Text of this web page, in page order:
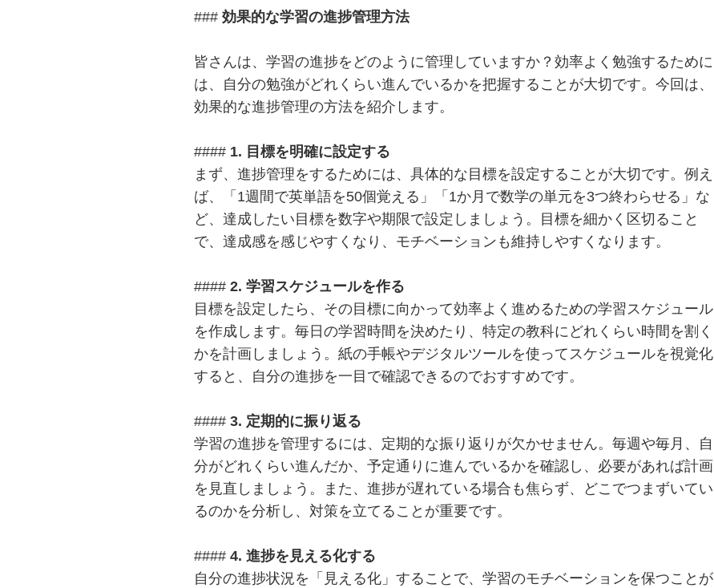
### 効果的な学習の進捗管理方法
皆さんは、学習の進捗をどのように管理していますか？効率よく勉強するために
は、自分の勉強がどれくらい進んでいるかを把握することが大切です。今回は、
効果的な進捗管理の方法を紹介します。
#### 1. 目標を明確に設定する
まず、進捗管理をするためには、具体的な目標を設定することが大切です。例え
ば、「1週間で英単語を50個覚える」「1か月で数学の単元を3つ終わらせる」な
ど、達成したい目標を数字や期限で設定しましょう。目標を細かく区切ること
で、達成感を感じやすくなり、モチベーションも維持しやすくなります。
#### 2. 学習スケジュールを作る
目標を設定したら、その目標に向かって効率よく進めるための学習スケジュール
を作成します。毎日の学習時間を決めたり、特定の教科にどれくらい時間を割く
かを計画しましょう。紙の手帳やデジタルツールを使ってスケジュールを視覚化
すると、自分の進捗を一目で確認できるのでおすすめです。
#### 3. 定期的に振り返る
学習の進捗を管理するには、定期的な振り返りが欠かせません。毎週や毎月、自
分がどれくらい進んだか、予定通りに進んでいるかを確認し、必要があれば計画
を見直しましょう。また、進捗が遅れている場合も焦らず、どこでつまずいてい
るのかを分析し、対策を立てることが重要です。
#### 4. 進捗を見える化する
自分の進捗状況を「見える化」することで、学習のモチベーションを保つことが